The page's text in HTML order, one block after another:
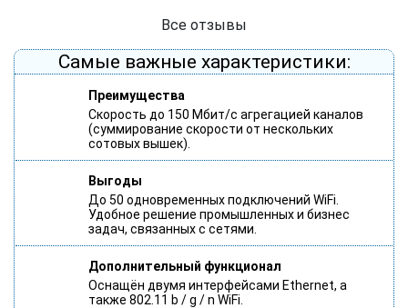
Все отзывы
Самые важные характеристики:
Преимущества
Скорость до 150 Мбит/с агрегацией каналов
(суммирование скорости от нескольких
сотовых вышек).
Выгоды
До 50 одновременных подключений WiFi.
Удобное решение промышленных и бизнес
задач, связанных с сетями.
Дополнительный функционал
Оснащён двумя интерфейсами Ethernet, а
также 802.11 b / g / n WiFi.